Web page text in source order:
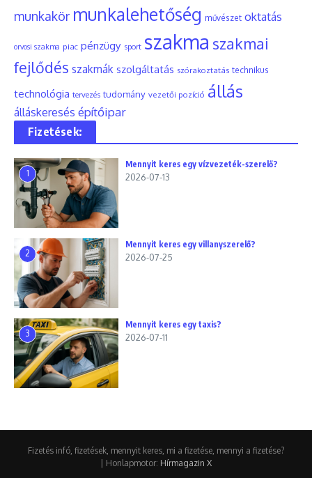
munkakör munkalehetőség művészet oktatás
orvosi szakma piac pénzügy sport szakma szakmai
fejlődés szakmák szolgáltatás szórakoztatás technikus
technológia tervezés tudomány vezetői pozíció állás
álláskeresés építőipar
Fizetések:
1
Mennyit keres egy vízvezeték-szerelő?
2026-07-13
2
Mennyit keres egy villanyszerelő?
2026-07-25
3
Mennyit keres egy taxis?
2026-07-11
Fizetés infó, fizetések, mennyit keres, mi a fizetése, mennyi a fizetése?
| Honlapmotor: Hírmagazin X